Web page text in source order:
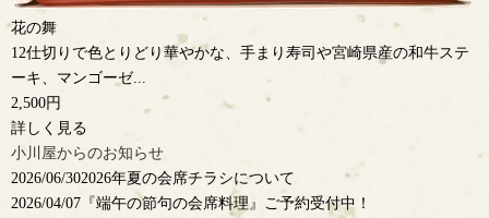
花の舞
12仕切りで色とりどり華やかな、手まり寿司や宮崎県産の和牛ステ
ーキ、マンゴーゼ...
2,500円
詳しく見る
小川屋からのお知らせ
2026/06/302026年夏の会席チラシについて
2026/04/07 『端午の節句の会席料理』ご予約受付中！